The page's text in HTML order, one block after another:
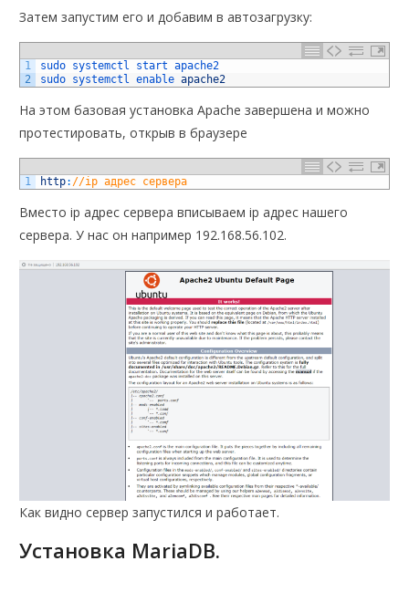
Затем запустим его и добавим в автозагрузку:
1
2
sudo systemctl start apache2
sudo systemctl enable apache2
На этом базовая установка Apache завершена и можно
протестировать, открыв в браузере
1 http: //ip адрес сервера
Вместо ip адрес сервера вписываем ip адрес нашего
сервера. У нас он например 192.168.56.102.
Как видно сервер запустился и работает.
Установка MariaDB.